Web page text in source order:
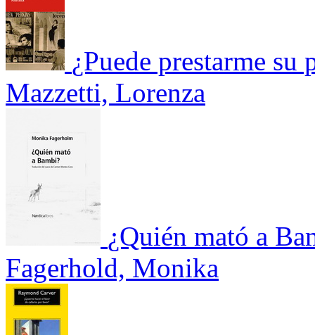
¿Puede prestarme
Mazzetti, Lorenza
¿Quién mató a
Fagerhold, Monika